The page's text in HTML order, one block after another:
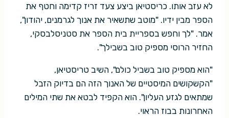
לא עזב אותו. כריסטיאן ביצע צעד זריז קדימה וחטף את
הספר מבין ידיו. "מוטב שתשאיר את אנוך לגרמנים, יהודון",
אמר. "לך וחפש בספריית בית הספר את סטניסלבסקי,
החזיר הרוסי מספיק טוב בשבילך".
"הוא מספיק טוב בשביל כולם", השיב טריסטיאן,
"הקשקושים המיסטיים של האנוך הזה הם בדיוק הזבל
שמתאים לגזע העליון". הוא הקפיד לבטא את שתי המילים
האחרונות בבוז הראוי.